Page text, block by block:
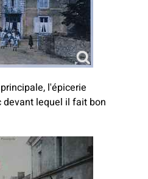
l'épicerie
lequel il fait bon